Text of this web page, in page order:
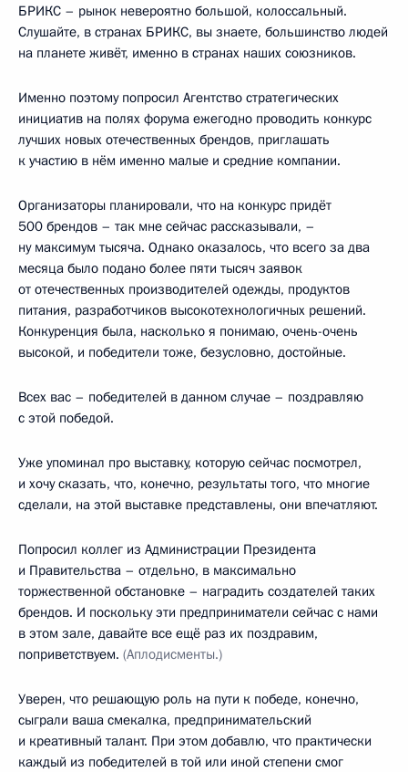
БРИКС – рынок невероятно большой, колоссальный.
Слушайте, в странах БРИКС, вы знаете, большинство людей
на планете живёт, именно в странах наших союзников.
Именно поэтому попросил Агентство стратегических
инициатив на полях форума ежегодно проводить конкурс
лучших новых отечественных брендов, приглашать
к участию в нём именно малые и средние компании.
Организаторы планировали, что на конкурс придёт
500 брендов – так мне сейчас рассказывали, –
ну максимум тысяча. Однако оказалось, что всего за два
месяца было подано более пяти тысяч заявок
от отечественных производителей одежды, продуктов
питания, разработчиков высокотехнологичных решений.
Конкуренция была, насколько я понимаю, очень-очень
высокой, и победители тоже, безусловно, достойные.
Всех вас – победителей в данном случае – поздравляю
с этой победой.
Уже упоминал про выставку, которую сейчас посмотрел,
и хочу сказать, что, конечно, результаты того, что многие
сделали, на этой выставке представлены, они впечатляют.
Попросил коллег из Администрации Президента
и Правительства – отдельно, в максимально
торжественной обстановке – наградить создателей таких
брендов. И поскольку эти предприниматели сейчас с нами
в этом зале, давайте все ещё раз их поздравим,
поприветствуем. (Аплодисменты.)
Уверен, что решающую роль на пути к победе, конечно,
сыграли ваша смекалка, предпринимательский
и креативный талант. При этом добавлю, что практически
каждый из победителей в той или иной степени смог